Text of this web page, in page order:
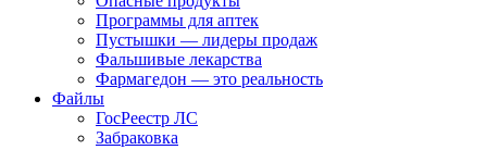
Программы для аптек
Пустышки — лидеры продаж
Фальшивые лекарства
Фармагедон — это реальность
Файлы
ГосРеестр ЛС
Забраковка